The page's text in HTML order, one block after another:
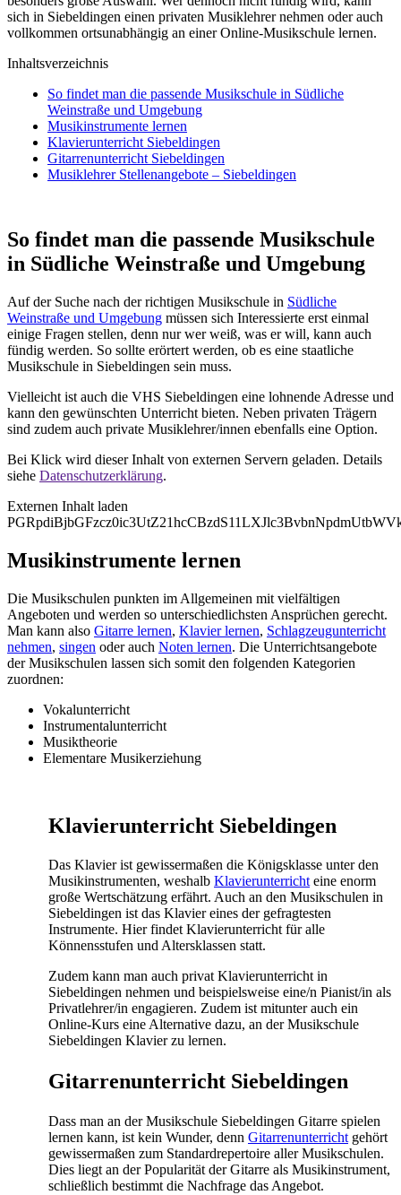
sich in Siebeldingen einen privaten Musiklehrer nehmen oder auch
vollkommen ortsunabhängig an einer Online-Musikschule lernen.
Inhaltsverzeichnis
So findet man die passende Musikschule in Südliche
Weinstraße und Umgebung
Musikinstrumente lernen
Klavierunterricht Siebeldingen
Gitarrenunterricht Siebeldingen
Musiklehrer Stellenangebote – Siebeldingen
So findet man die passende Musikschule
in Südliche Weinstraße und Umgebung
Auf der Suche nach der richtigen Musikschule in Südliche
Weinstraße und Umgebung müssen sich Interessierte erst einmal
einige Fragen stellen, denn nur wer weiß, was er will, kann auch
fündig werden. So sollte erörtert werden, ob es eine staatliche
Musikschule in Siebeldingen sein muss.
Vielleicht ist auch die VHS Siebeldingen eine lohnende Adresse und
kann den gewünschten Unterricht bieten. Neben privaten Trägern
sind zudem auch private Musiklehrer/innen ebenfalls eine Option.
Bei Klick wird dieser Inhalt von externen Servern geladen. Details
siehe Datenschutzerklärung.
Externen Inhalt laden
Musikinstrumente lernen
Die Musikschulen punkten im Allgemeinen mit vielfältigen
Angeboten und werden so unterschiedlichsten Ansprüchen gerecht.
Man kann also Gitarre lernen, Klavier lernen, Schlagzeugunterricht
nehmen, singen oder auch Noten lernen. Die Unterrichtsangebote
der Musikschulen lassen sich somit den folgenden Kategorien
zuordnen:
Vokalunterricht
Instrumentalunterricht
Musiktheorie
Elementare Musikerziehung
Klavierunterricht Siebeldingen
Das Klavier ist gewissermaßen die Königsklasse unter den
Musikinstrumenten, weshalb Klavierunterrichteine enorm
große Wertschätzung erfährt. Auch an den Musikschulen in
Siebeldingen ist das Klavier eines der gefragtesten
Instrumente. Hier findet Klavierunterricht für alle
Könnensstufen und Altersklassen statt.
Zudem kann man auch privat Klavierunterricht in
Siebeldingen nehmen und beispielsweise eine/n Pianist/in als
Privatlehrer/in engagieren. Zudem ist mitunter auch ein
Online-Kurs eine Alternative dazu, an der Musikschule
Siebeldingen Klavier zu lernen.
Gitarrenunterricht Siebeldingen
Dass man an der Musikschule Siebeldingen Gitarre spielen
lernen kann, ist kein Wunder, denn Gitarrenunterricht gehört
gewissermaßen zum Standardrepertoire aller Musikschulen.
Dies liegt an der Popularität der Gitarre als Musikinstrument,
schließlich bestimmt die Nachfrage das Angebot.